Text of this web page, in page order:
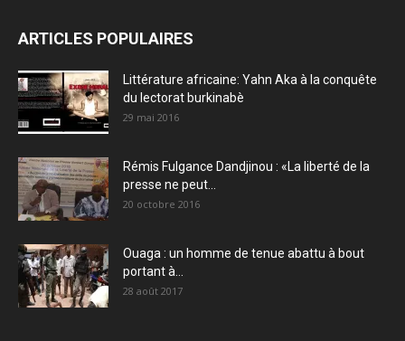
ARTICLES POPULAIRES
Littérature africaine: Yahn Aka à la conquête
du lectorat burkinabè
29 mai 2016
Rémis Fulgance Dandjinou : «La liberté de la
presse ne peut...
20 octobre 2016
Ouaga : un homme de tenue abattu à bout
portant à...
28 août 2017